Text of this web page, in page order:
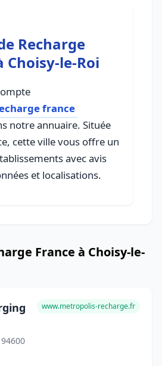
Recharge
Choisy-le-Roi
france
notre annuaire. Située
cette ville vous offre un
avec avis
et localisations.
France à Choisy-le-
www.metropolis-recharge.fr